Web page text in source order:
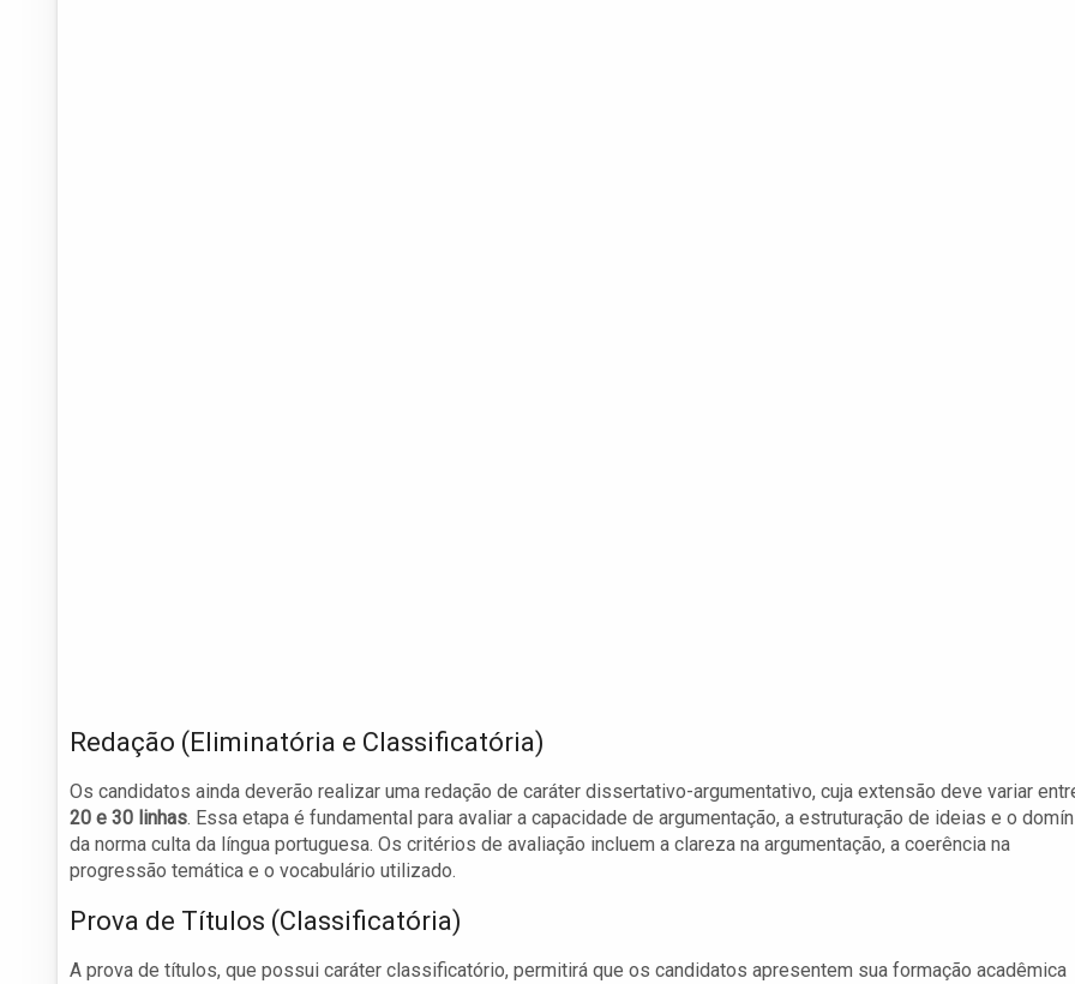
Redação (Eliminatória e Classificatória)
Os candidatos ainda deverão realizar uma redação de caráter dissertativo-argumentativo, cuja extensão deve variar
20 e 30 linhas. Essa etapa é fundamental para avaliar a capacidade de argumentação, a estruturação de ideias e o
da norma culta da língua portuguesa. Os critérios de avaliação incluem a clareza na argumentação, a coerência na
progressão temática e o vocabulário utilizado.
Prova de Títulos (Classificatória)
A prova de títulos, que possui caráter classificatório, permitirá que os candidatos apresentem sua formação acadêmica